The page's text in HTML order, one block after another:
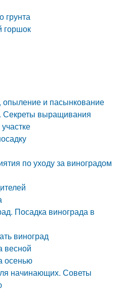
грунта
горшок
опыление и пасынкование
Секреты выращивания
по уходу за виноградом
Посадка винограда в
виноград
весной
осенью
начинающих. Советы